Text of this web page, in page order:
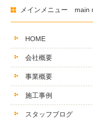
メインメニュー main
HOME
会社概要
事業概要
施工事例
スタッフブログ